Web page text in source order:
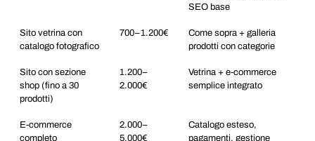
SEO base
Sito vetrina con
catalogo fotografico
700–1.200€
Come sopra + galleria
prodotti con categorie
Sito con sezione
shop (fino a 30
prodotti)
1.200–
2.000€
Vetrina + e-commerce
semplice integrato
E-commerce
completo
2.000–
5.000€
Catalogo esteso,
pagamenti, gestione